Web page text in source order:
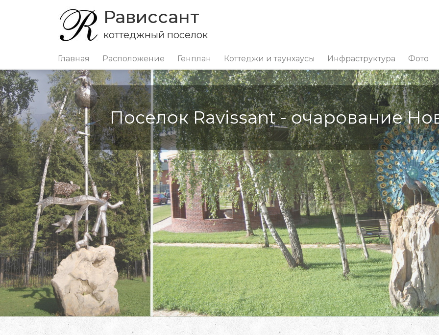
Рависсант
коттеджный поселок
Главная Расположение Генплан Коттеджи и таунхаусы Инфраструктура Фото
Поселок Ravissant - очарование